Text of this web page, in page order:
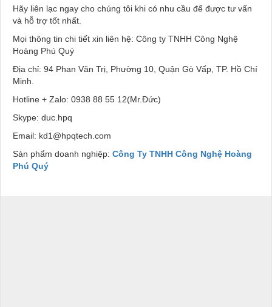
Hãy liên lạc ngay cho chúng tôi khi có nhu cầu để được tư vấn
và hỗ trợ tốt nhất.
Mọi thông tin chi tiết xin liên hệ: Công ty TNHH Công Nghệ
Hoàng Phú Quý
Địa chỉ: 94 Phan Văn Trị, Phường 10, Quận Gò Vấp, TP. Hồ Chí
Minh.
Hotline + Zalo: 0938 88 55 12(Mr.Đức)
Skype: duc.hpq
Email: kd1@hpqtech.com
Sản phẩm doanh nghiệp: Công Ty TNHH Công Nghệ Hoàng
Phú Quý